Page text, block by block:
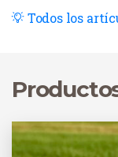
Todos los
fincas realizan
concreta del año